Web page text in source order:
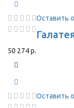
Оставить
50 274 р.
Оставить